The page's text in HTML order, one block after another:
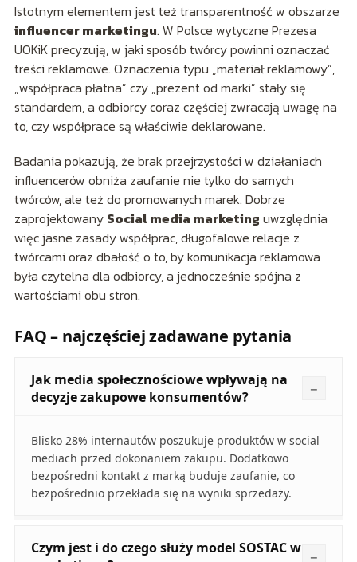
Istotnym elementem jest też transparentność w obszarze
influencer marketingu. W Polsce wytyczne Prezesa
UOKiK precyzują, w jaki sposób twórcy powinni oznaczać
treści reklamowe. Oznaczenia typu „materiał reklamowy”,
„współpraca płatna” czy „prezent od marki” stały się
standardem, a odbiorcy coraz częściej zwracają uwagę na
to, czy współprace są właściwie deklarowane.
Badania pokazują, że brak przejrzystości w działaniach
influencerów obniża zaufanie nie tylko do samych
twórców, ale też do promowanych marek. Dobrze
zaprojektowany Social media marketing uwzględnia
więc jasne zasady współprac, długofalowe relacje z
twórcami oraz dbałość o to, by komunikacja reklamowa
była czytelna dla odbiorcy, a jednocześnie spójna z
wartościami obu stron.
FAQ – najczęściej zadawane pytania
Jak media społecznościowe wpływają na
decyzje zakupowe konsumentów?
Blisko 28% internautów poszukuje produktów w social
mediach przed dokonaniem zakupu. Dodatkowo
bezpośredni kontakt z marką buduje zaufanie, co
bezpośrednio przekłada się na wyniki sprzedaży.
Czym jest i do czego służy model SOSTAC w